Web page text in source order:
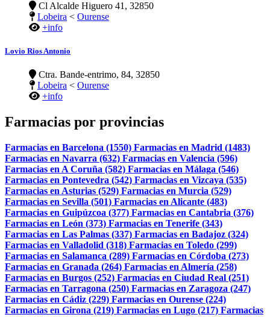
Cl Alcalde Higuero 41, 32850
Lobeira < Ourense
+info
Lovio Rios Antonio
Ctra. Bande-entrimo, 84, 32850
Lobeira < Ourense
+info
Farmacias por provincias
Farmacias en Barcelona (1550) Farmacias en Madrid (1483)
Farmacias en Navarra (632) Farmacias en Valencia (596)
Farmacias en A Coruña (582) Farmacias en Málaga (546)
Farmacias en Pontevedra (542) Farmacias en Vizcaya (535)
Farmacias en Asturias (529) Farmacias en Murcia (529)
Farmacias en Sevilla (501) Farmacias en Alicante (483)
Farmacias en Guipúzcoa (377) Farmacias en Cantabria (376)
Farmacias en León (373) Farmacias en Tenerife (343)
Farmacias en Las Palmas (337) Farmacias en Badajoz (324)
Farmacias en Valladolid (318) Farmacias en Toledo (299)
Farmacias en Salamanca (289) Farmacias en Córdoba (273)
Farmacias en Granada (264) Farmacias en Almería (258)
Farmacias en Burgos (252) Farmacias en Ciudad Real (251)
Farmacias en Tarragona (250) Farmacias en Zaragoza (247)
Farmacias en Cádiz (229) Farmacias en Ourense (224)
Farmacias en Girona (219) Farmacias en Lugo (217) Farmacias